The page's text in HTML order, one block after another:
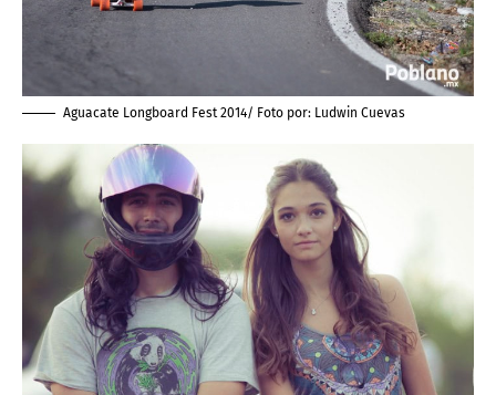
Aguacate Longboard Fest 2014/ Foto por: Ludwin Cuevas